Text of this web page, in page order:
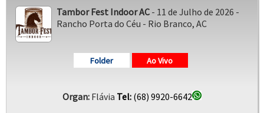
Tambor Fest Indoor AC- 11 de Julho de 2026 -
Rancho Porta do Céu - Rio Branco, AC
Folder Ao Vivo
Organ:Flávia Tel:(68) 9920-6642